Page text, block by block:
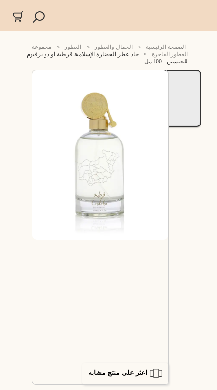
الصفحة الرئيسية > الجمال والعطور > العطور >
مجموعة
العطور الفاخرة
>
جاد عطر الحضارة الإسلامية قرطبة او دو برفيوم
للجنسين - 100 مل
اعثر على منتج مشابه